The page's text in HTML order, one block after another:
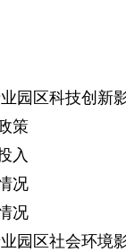
园区科技创新
策
入
况
况
园区社会环境